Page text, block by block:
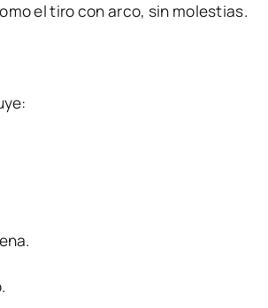
el tiro con arco, sin molestias.